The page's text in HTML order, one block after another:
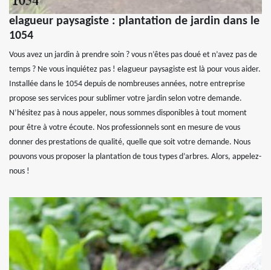
elagueur paysagiste : plantation de jardin dans le
1054
Vous avez un jardin à prendre soin ? vous n’êtes pas doué et n’avez pas de
temps ? Ne vous inquiétez pas ! elagueur paysagiste est là pour vous aider.
Installée dans le 1054 depuis de nombreuses années, notre entreprise
propose ses services pour sublimer votre jardin selon votre demande.
N’hésitez pas à nous appeler, nous sommes disponibles à tout moment
pour être à votre écoute. Nos professionnels sont en mesure de vous
donner des prestations de qualité, quelle que soit votre demande. Nous
pouvons vous proposer la plantation de tous types d’arbres. Alors, appelez-
nous !